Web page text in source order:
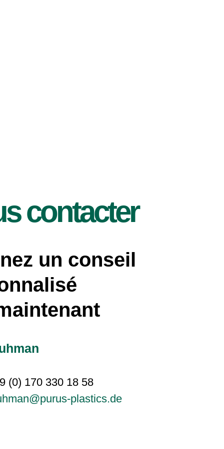
contacter
un conseil
(0) 170 330 18 58
plastics.de